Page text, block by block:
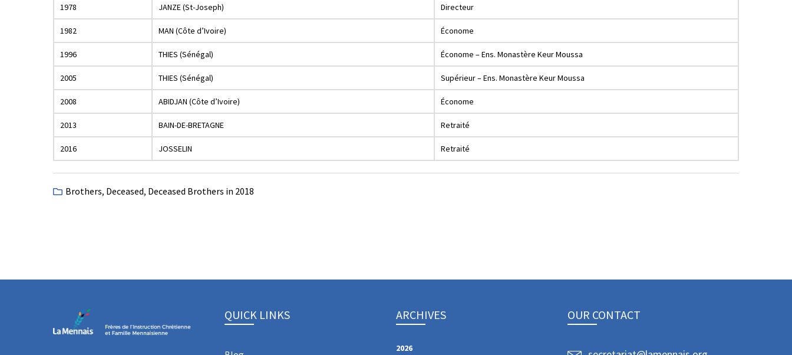
1978 JANZE (St-Joseph) Directeur
1982 MAN (Côte d’Ivoire) Économe
1996 THIES (Sénégal) Économe – Ens. Monastère Keur Moussa
2005 THIES (Sénégal) Supérieur – Ens. Monastère Keur Moussa
2008 ABIDJAN (Côte d’Ivoire) Économe
2013 BAIN-DE-BRETAGNE Retraité
2016 JOSSELIN Retraité
Brothers, Deceased, Deceased Brothers in 2018
QUICK LINKS ARCHIVES
2026
OUR CONTACT